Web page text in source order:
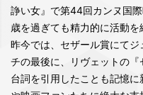
諍い女』で第44回カンヌ国
歳を過ぎても精力的に活動を
昨今では、セザール賞にて
チの最後に、リヴェットの
台詞を引用したことも記憶